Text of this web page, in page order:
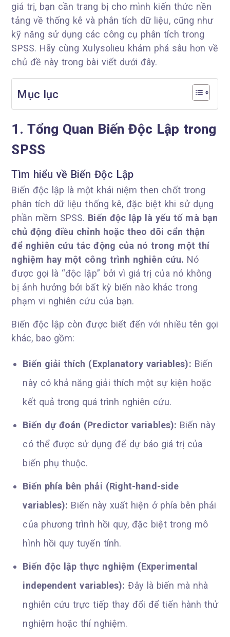
giá trị, bạn cần trang bị cho mình kiến thức nền
tảng về thống kê và phân tích dữ liệu, cũng như
kỹ năng sử dụng các công cụ phân tích trong
SPSS. Hãy cùng Xulysolieu khám phá sâu hơn về
chủ đề này trong bài viết dưới đây.
Mục lục
1. Tổng Quan Biến Độc Lập trong
SPSS
Tìm hiểu về Biến Độc Lập
Biến độc lập là một khái niệm then chốt trong
phân tích dữ liệu thống kê, đặc biệt khi sử dụng
phần mềm SPSS. Biến độc lập là yếu tố mà bạn
chủ động điều chỉnh hoặc theo dõi cẩn thận
để nghiên cứu tác động của nó trong một thí
nghiệm hay một công trình nghiên cứu. Nó
được gọi là “độc lập” bởi vì giá trị của nó không
bị ảnh hưởng bởi bất kỳ biến nào khác trong
phạm vi nghiên cứu của bạn.
Biến độc lập còn được biết đến với nhiều tên gọi
khác, bao gồm:
Biến giải thích (Explanatory variables): Biến
này có khả năng giải thích một sự kiện hoặc
kết quả trong quá trình nghiên cứu.
Biến dự đoán (Predictor variables): Biến này
có thể được sử dụng để dự báo giá trị của
biến phụ thuộc.
Biến phía bên phải (Right-hand-side
variables): Biến này xuất hiện ở phía bên phải
của phương trình hồi quy, đặc biệt trong mô
hình hồi quy tuyến tính.
Biến độc lập thực nghiệm (Experimental
independent variables): Đây là biến mà nhà
nghiên cứu trực tiếp thay đổi để tiến hành thử
nghiệm hoặc thí nghiệm.